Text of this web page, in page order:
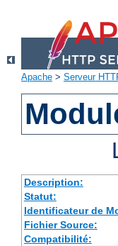
Apache > Serveur
Description:
Statut:
Identificateur de
Fichier Source:
Compatibilité: